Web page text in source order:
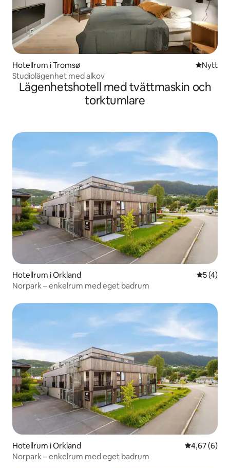
Hotellrum i Tromsø NyttNytt
Studiolägenhet med alkov
Lägenhetshotell med tvättmaskin och
torktumlare
Hotellrum i Orkland 5 av 5 i
5 (4)
Norpark – enkelrum med eget badrum
Hotellrum i Orkland 4,67 av 5 i
4,67 (6)
Norpark – enkelrum med eget badrum